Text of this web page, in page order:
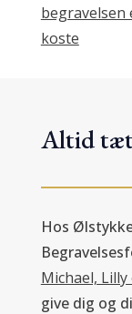
koste
Altid
Hos
Michael,
give dig og